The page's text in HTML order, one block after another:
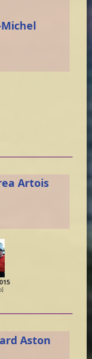
Artois
Aston